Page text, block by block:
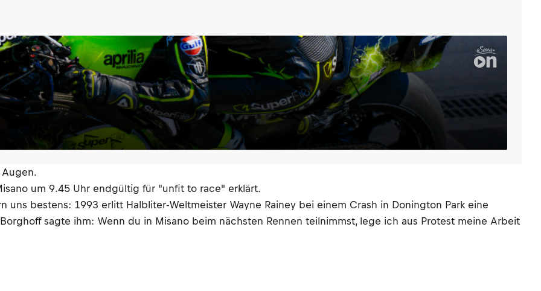
um 9.45 Uhr endgültig für "unfit to race" erklärt.
uns bestens: 1993 erlitt Halbliter-Weltmeister Wayne Rainey bei einem Crash in Donington Park eine
sagte ihm: Wenn du in Misano beim nächsten Rennen teilnimmst, lege ich aus Protest meine Arbeit